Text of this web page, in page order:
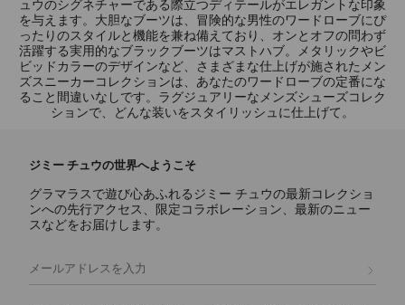
ュウのシグネチャーである際立つディテールがエレガントな印象
を与えます。大胆なブーツは、冒険的な男性のワードローブにぴ
ったりのスタイルと機能を兼ね備えており、オンとオフの問わず
活躍する実用的なブラックブーツはマストハブ。メタリックやビ
ビッドカラーのデザインなど、さまざまな仕上げが施されたメン
ズスニーカーコレクションは、あなたのワードローブの定番にな
ること間違いなしです。ラグジュアリーなメンズシューズコレク
ションで、どんな装いをスタイリッシュに仕上げて。
ジミー チュウの世界へようこそ
グラマラスで遊び心あふれるジミー チュウの最新コレクショ
ンへの先行アクセス、限定コラボレーション、最新のニュー
スなどをお届けします。